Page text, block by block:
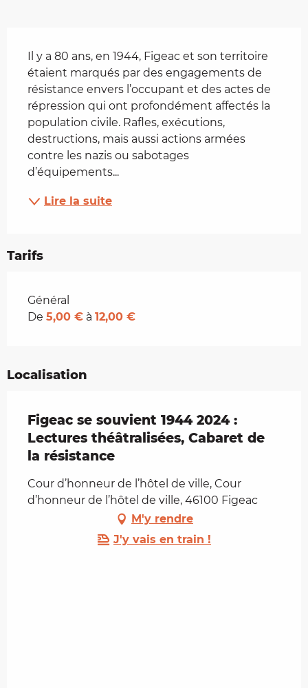
Il y a 80 ans, en 1944, Figeac et son territoire
étaient marqués par des engagements de
résistance envers l’occupant et des actes de
répression qui ont profondément affectés la
population civile. Rafles, exécutions,
destructions, mais aussi actions armées
contre les nazis ou sabotages
d’équipements...
Lire la suite
Tarifs
Tarifs 2026
Général
De 5,00 € à 12,00 €
Localisation
Figeac se souvient 1944 2024 :
Lectures théâtralisées, Cabaret de
la résistance
Cour d’honneur de l’hôtel de ville, Cour
d’honneur de l’hôtel de ville, 46100 Figeac
M'y rendre
J'y vais en train !